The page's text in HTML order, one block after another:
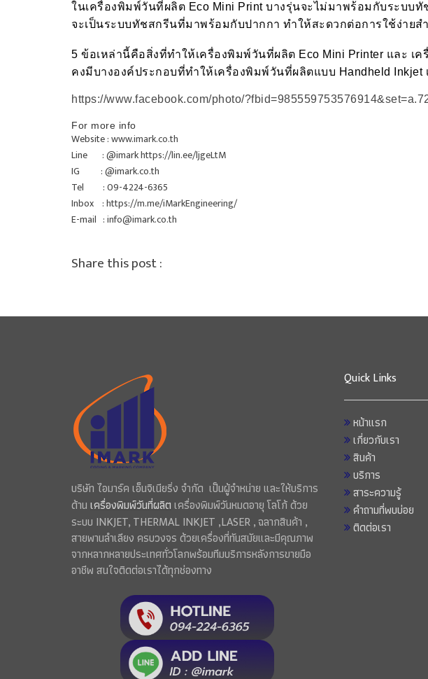
ในเครื่องพิมพ์วันที่ผลิต Eco Mini Print บางรุ่นจะไม่มาพร้อมกับระบ
จะเป็นระบบทัชสกรีนที่มาพร้อมกับปากกา ทำให้สะดวกต่อการใช้ง่ายส
5 ข้อเหล่านี้คือสิ่งที่ทำให้เครื่องพิมพ์วันที่ผลิต Eco Mini Printer และ เ
คงมีบางองค์ประกอบที่ทำให้เครื่องพิมพ์วันที่ผลิตแบบ Handheld Inkjet
https://www.facebook.com/photo/
For more info
Website :www.imark.co.th
Line : @imarkhttps://lin.ee/ljgeLtM
IG : @imark.co.th
Tel : 09-4224-6365
Inbox :https://m.me/iMarkEngineering/
E-mail :info@imark.co.th
Share this post :
บริษัท ไอมาร์ค เอ็นจิเนียริ่ง จำกัด เป็นผู้จำหน่าย และให้บริการ
ด้านเครื่องพิมพ์วันที่ผลิตเครื่องพิมพ์วันหมดอายุ โลโก้ ด้วย
ระบบ INKJET, THERMAL INKJET ,LASER , ฉลากสินค้า ,
สายพานลำเลียง ครบวงจร ด้วยเครื่องที่ทันสมัยและมีคุณภาพ
จากหลากหลายประเทศทั่วโลกพร้อมทีมบริการหลังการขายมือ
อาชีพ สนใจติดต่อเราได้ทุกช่องทาง
Quick Links
หน้าแรก
เกี่ยวกับเรา
สินค้า
บริการ
สาระความรู้
คำถามที่พบบ่อย
ติดต่อเรา